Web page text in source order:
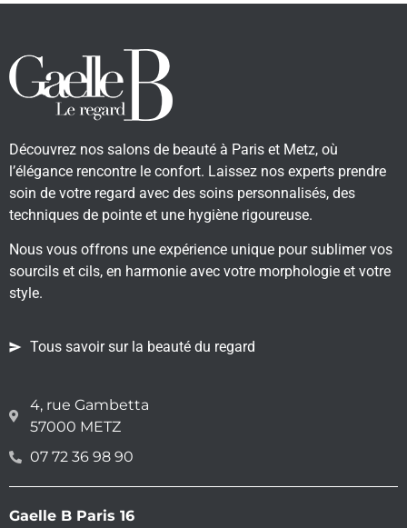
Découvrez nos salons de beauté à Paris et Metz, où
l’élégance rencontre le confort. Laissez nos experts prendre
soin de votre regard avec des soins personnalisés, des
techniques de pointe et une hygiène rigoureuse.
Nous vous offrons une expérience unique pour sublimer vos
sourcils et cils, en harmonie avec votre morphologie et votre
style.
Tous savoir sur la beauté du regard
4, rue Gambetta
57000 METZ
07 72 36 98 90
Gaelle B Paris 16